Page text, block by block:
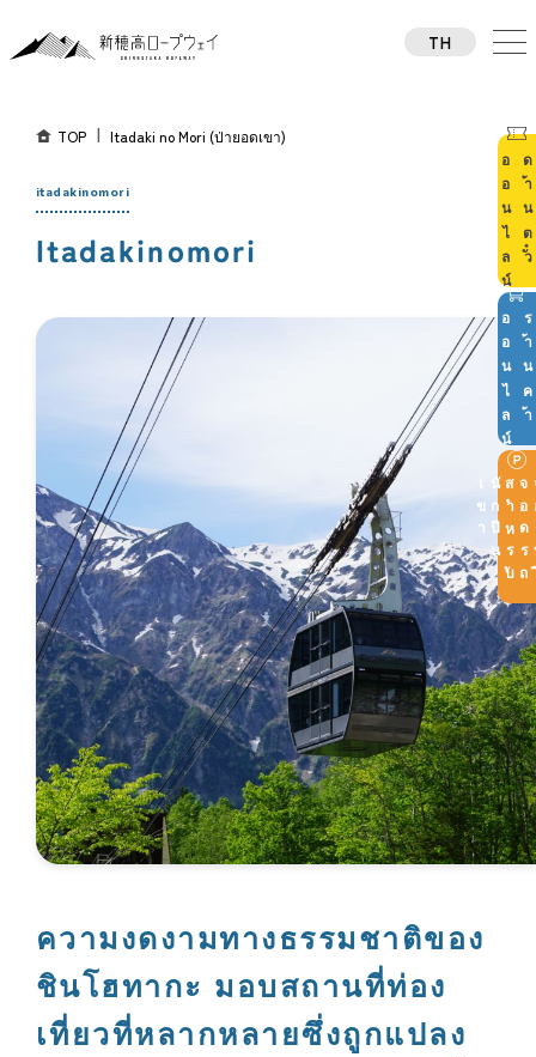
TH
itadakinomori
Itadakinomori
ความงดงามทางธรรมชาติของ
ชินโฮทากะ มอบสถานที่ท่อง
เที่ยวที่หลากหลายซึ่งถูกแปลง
TOP Itadaki no Mori (ป่ายอดเขา)
น์
น์
า